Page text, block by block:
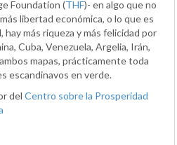
Foundation (THF)- en algo que no
libertad económica, o lo que es
hay más riqueza y más felicidad por
Cuba, Venezuela, Argelia, Irán,
mapas, prácticamente toda
escandinavos en verde.
del Centro sobre la Prosperidad